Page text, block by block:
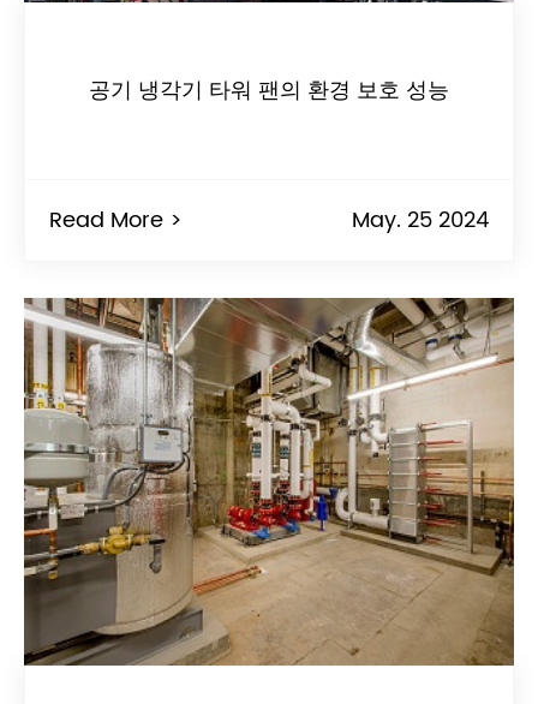
공기 냉각기 타워 팬의 환경 보호 성능
Read More > May. 25 2024